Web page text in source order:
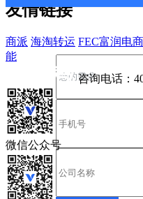
友情链接
商派 海淘转运 FEC富润电商
能
咨询电话：
微信公众号